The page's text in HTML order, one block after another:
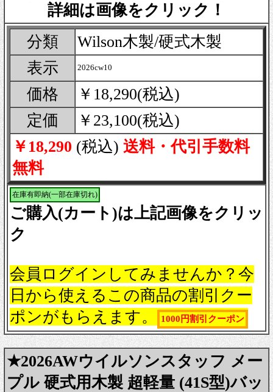
詳細は画像をクリック！
分類
Wilson木製/硬式木製
表示
2026cw10
価格
￥18,290(税込)
定価
￥23,100(税込)
￥18,290 (税込) 送料・代引手数料
無料
在庫有即納(一部在庫切れ)
ご購入(カート)は上記画像をクリッ
ク
会員ログインしてみませんか？今
日から使えるこの商品の割引クー
ポンがもらえます。
1000円割引クーポン
★2026AWウイルソンスタッフ メー
プル 硬式用木製 超軽量 (41S型)バッ